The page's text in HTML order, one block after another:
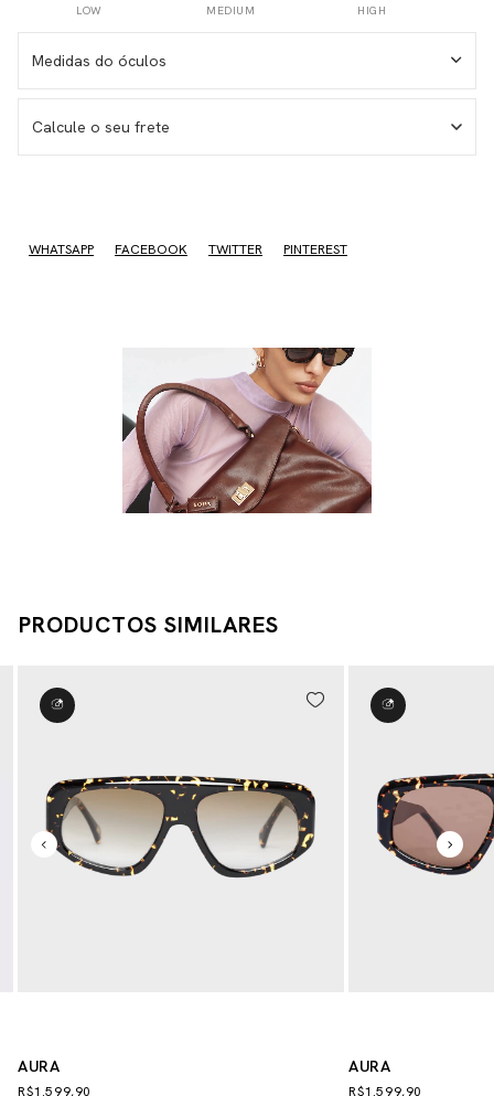
LOW MEDIUM HIGH
Medidas do óculos
Calcule o seu frete
WHATSAPP
FACEBOOK TWITTER PINTEREST
PRODUCTOS SIMILARES
AURA
R$1.599,90
AURA
R$1.599,90